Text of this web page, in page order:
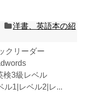
洋書、英語本の紹
クリーダー
検3級レベル
ル1|レベル2|レ...